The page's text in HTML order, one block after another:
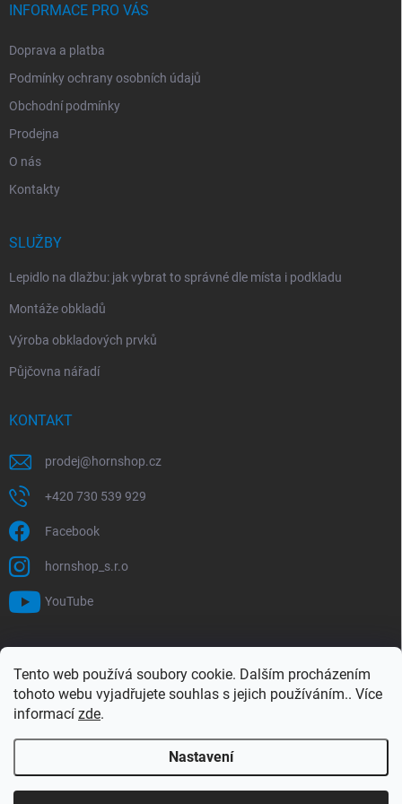
Tento web používá soubory cookie. Dalším procházením
tohoto webu vyjadřujete souhlas s jejich používáním.. Více
informací zde.
Nastavení
INFORMACE PRO VÁS
Doprava a platba
Podmínky ochrany osobních údajů
Obchodní podmínky
Prodejna
O nás
Kontakty
SLUŽBY
Lepidlo na dlažbu: jak vybrat to správné dle místa i podkladu
Montáže obkladů
Výroba obkladových prvků
Půjčovna nářadí
KONTAKT
prodej@hornshop.cz
+420 730 539 929
Facebook
hornshop_s.r.o
YouTube
Hledat
Copyright 2026Hornshop. Všechna práva vyhrazena.Upravit nastavení